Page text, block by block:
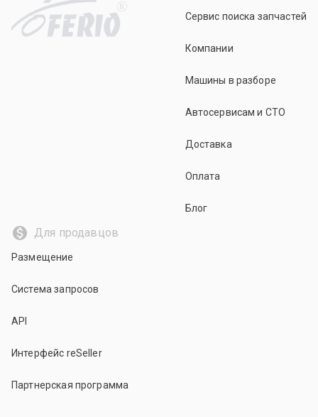
R
Сервис поиска запчастей
Компании
Машины в разборе
Автосервисам и СТО
Доставка
Оплата
Блог
Для продавцов
Размещение
Система запросов
API
Интерфейс reSeller
Партнерская программа